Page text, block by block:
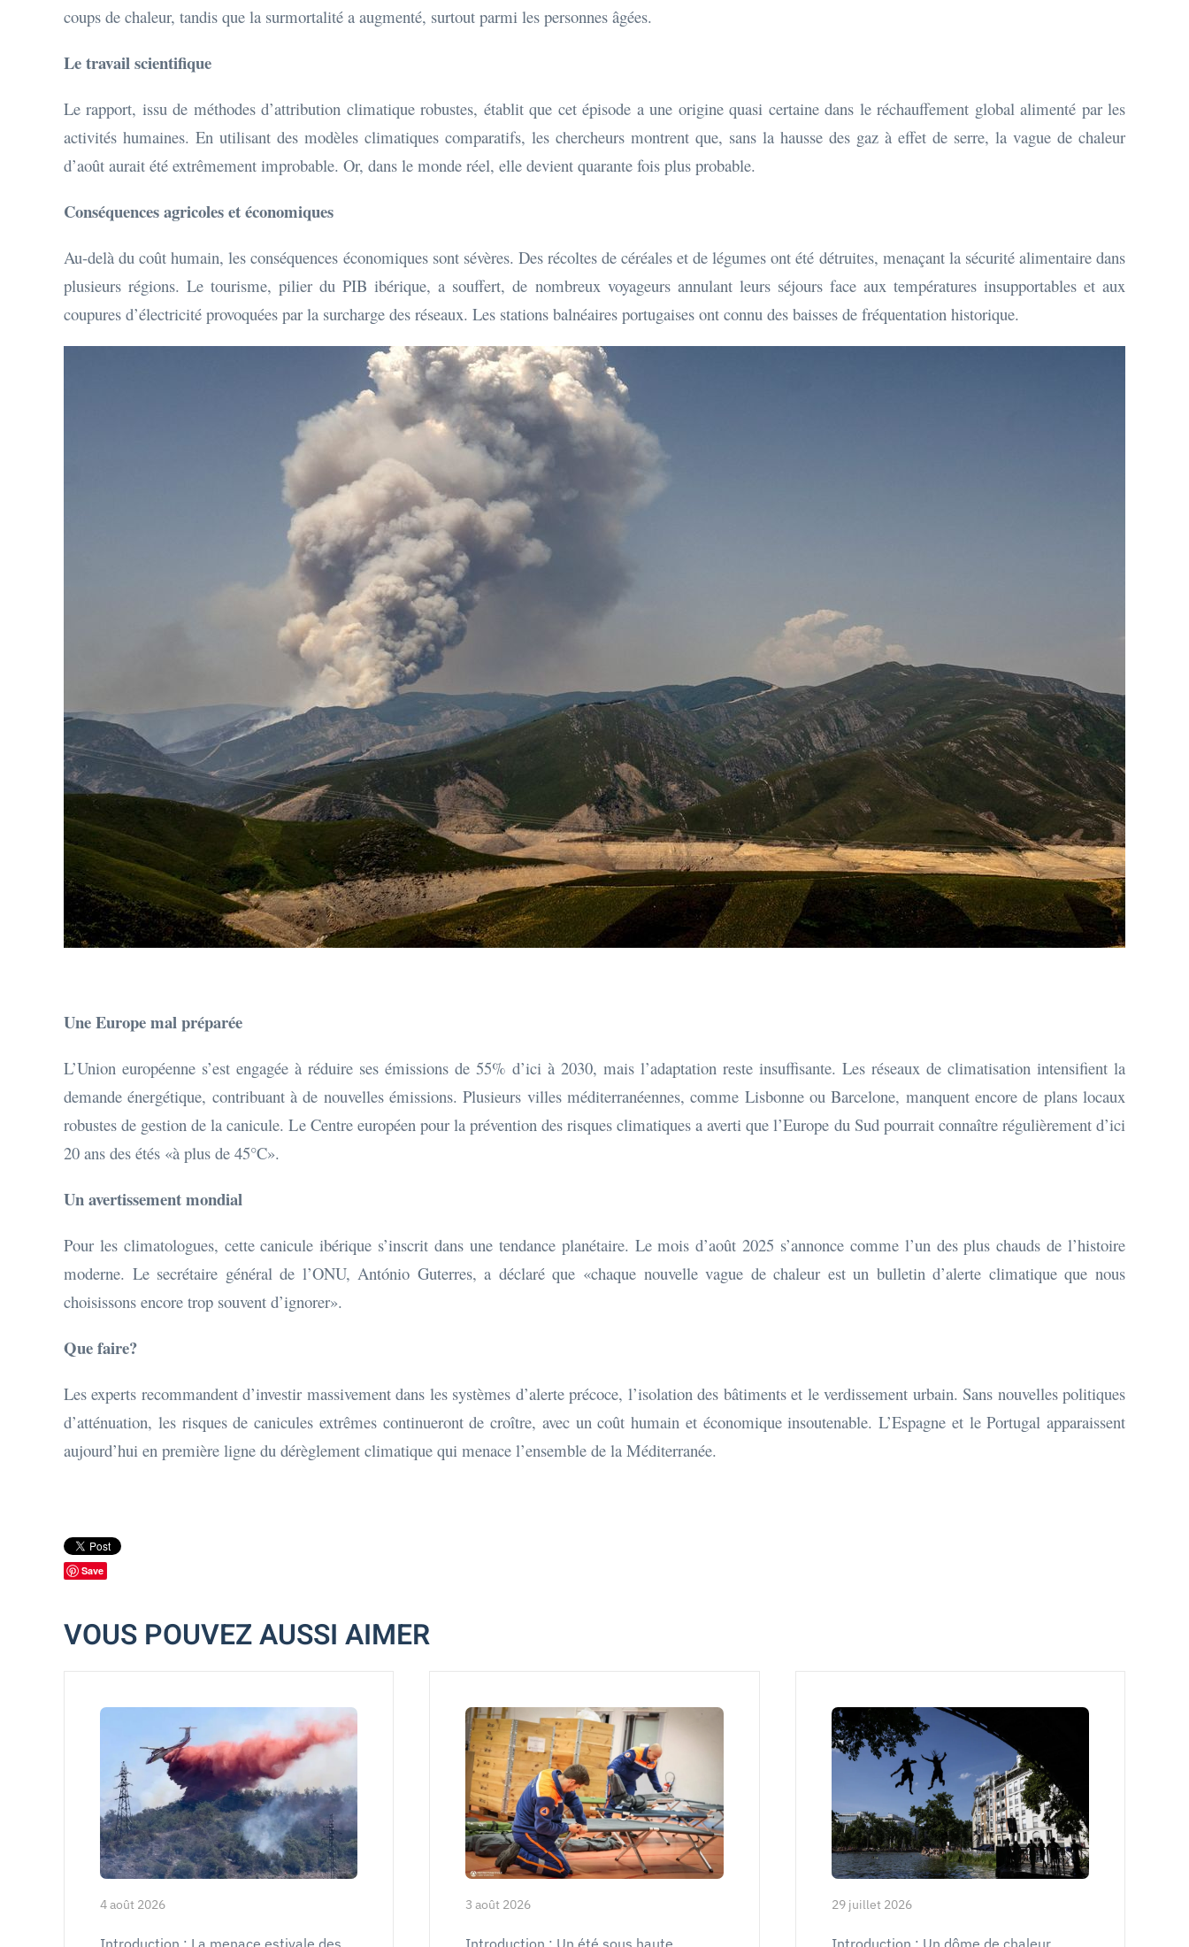
coups de chaleur, tandis que la surmortalité a augmenté, surtout parmi les personnes âgées.
Le travail scientifique
Le rapport, issu de méthodes d’attribution climatique robustes, établit que cet épisode a une origine quasi certaine dans le réchauffement global alimenté par les
activités humaines. En utilisant des modèles climatiques comparatifs, les chercheurs montrent que, sans la hausse des gaz à effet de serre, la vague de chaleur
d’août aurait été extrêmement improbable. Or, dans le monde réel, elle devient quarante fois plus probable.
Conséquences agricoles et économiques
Au-delà du coût humain, les conséquences économiques sont sévères. Des récoltes de céréales et de légumes ont été détruites, menaçant la sécurité alimentaire dans
plusieurs régions. Le tourisme, pilier du PIB ibérique, a souffert, de nombreux voyageurs annulant leurs séjours face aux températures insupportables et aux
coupures d’électricité provoquées par la surcharge des réseaux. Les stations balnéaires portugaises ont connu des baisses de fréquentation historique.
Une Europe mal préparée
L’Union européenne s’est engagée à réduire ses émissions de 55% d’ici à 2030, mais l’adaptation reste insuffisante. Les réseaux de climatisation intensifient la
demande énergétique, contribuant à de nouvelles émissions. Plusieurs villes méditerranéennes, comme Lisbonne ou Barcelone, manquent encore de plans locaux
robustes de gestion de la canicule. Le Centre européen pour la prévention des risques climatiques a averti que l’Europe du Sud pourrait connaître régulièrement d’ici
20 ans des étés «à plus de 45°C».
Un avertissement mondial
Pour les climatologues, cette canicule ibérique s’inscrit dans une tendance planétaire. Le mois d’août 2025 s’annonce comme l’un des plus chauds de l’histoire
moderne. Le secrétaire général de l’ONU, António Guterres, a déclaré que «chaque nouvelle vague de chaleur est un bulletin d’alerte climatique que nous
choisissons encore trop souvent d’ignorer».
Que faire?
Les experts recommandent d’investir massivement dans les systèmes d’alerte précoce, l’isolation des bâtiments et le verdissement urbain. Sans nouvelles politiques
d’atténuation, les risques de canicules extrêmes continueront de croître, avec un coût humain et économique insoutenable. L’Espagne et le Portugal apparaissent
aujourd’hui en première ligne du dérèglement climatique qui menace l’ensemble de la Méditerranée.
Save
VOUS POUVEZ AUSSI AIMER
4 août 2026 3 août 2026 29 juillet 2026